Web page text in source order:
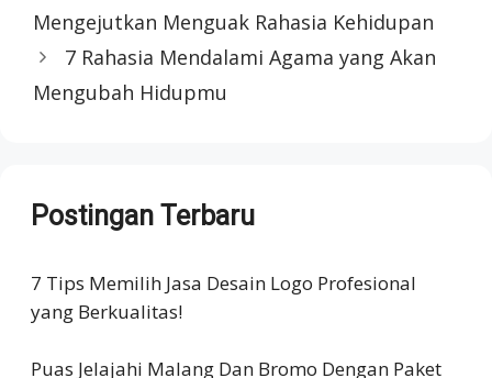
Mengejutkan Menguak Rahasia Kehidupan
7 Rahasia Mendalami Agama yang Akan
Mengubah Hidupmu
Postingan Terbaru
7 Tips Memilih Jasa Desain Logo Profesional
yang Berkualitas!
Puas Jelajahi Malang Dan Bromo Dengan Paket